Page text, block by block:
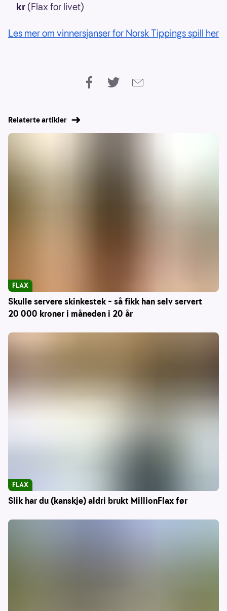
kr (Flax for livet)
Les mer om vinnersjanser for Norsk Tippings spill her
Relaterte artikler
Skulle servere skinkestek – så fikk han selv servert
20 000 kroner i måneden i 20 år
FLAX
Slik har du (kanskje) aldri brukt MillionFlax før
FLAX